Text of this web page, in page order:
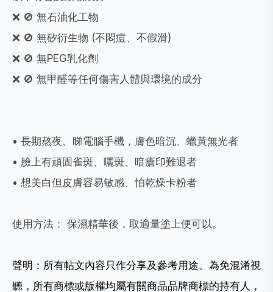
❌ 🚫 無石油化工物
❌ 🚫 無矽衍生物 (不悶痘、不假滑)
❌ 🚫 無PEG乳化劑
❌ 🚫 無甲醛等任何傷害人體與環境的成分
• 長期熬夜、睇電腦手機，膚色暗沉、蠟黃無光者
• 臉上有頑固雀斑、曬斑、暗瘡印難退者
• 想美白但皮膚容易敏感、怕乾燥卡粉者
使用方法： 保濕精華後，取適量塗上便可以。
聲明：所有帖文內容只作分享及參考用途。為免混淆視
聽，所有商標或版權均屬有關商品品牌商標的持有人，